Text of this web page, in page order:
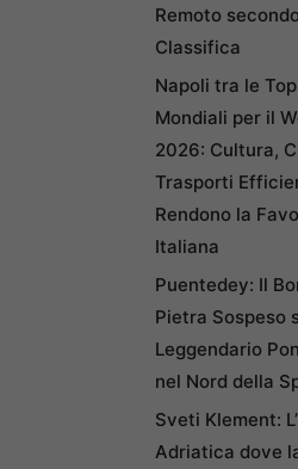
Remoto
Classifica
Napoli tra le
Mondiali per il
2026: Cultura,
Trasporti
Rendono la
Italiana
Puentedey: Il
Pietra Sospeso
Leggendario
nel Nord della
Sveti Klement:
Adriatica dove